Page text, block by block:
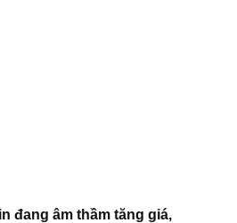
đang âm thầm tăng giá,